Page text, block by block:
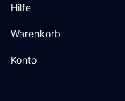
Hilfe
Warenkorb
Konto